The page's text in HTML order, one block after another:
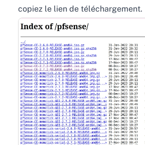
copiez le lien de téléchargement.